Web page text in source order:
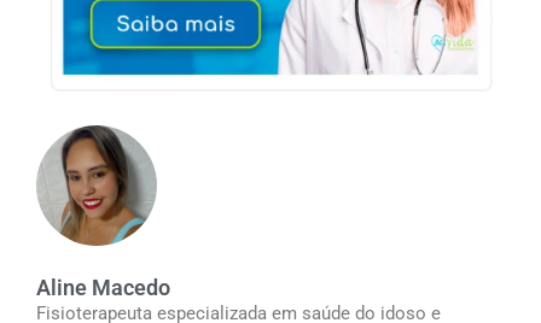
Aline Macedo
Fisioterapeuta especializada em saúde do idoso e